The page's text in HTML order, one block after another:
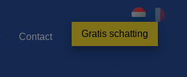
Contact Gratis schatting